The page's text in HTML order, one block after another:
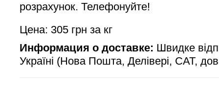
розрахунок. Телефонуйте!
Цена: 305 грн за кг
Информация о доставке: Швидке
Україні (Нова Пошта, Делівері, САТ,